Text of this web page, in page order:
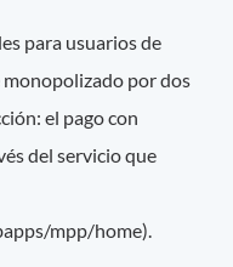
para usuarios de
por dos
el pago con
del servicio que
mpp/home).